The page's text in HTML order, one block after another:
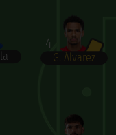
4
G. Álvarez